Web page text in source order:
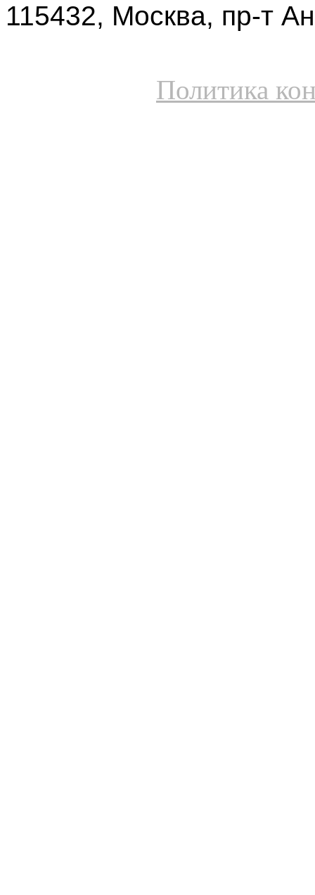
115432, Москва, пр-т
Политика